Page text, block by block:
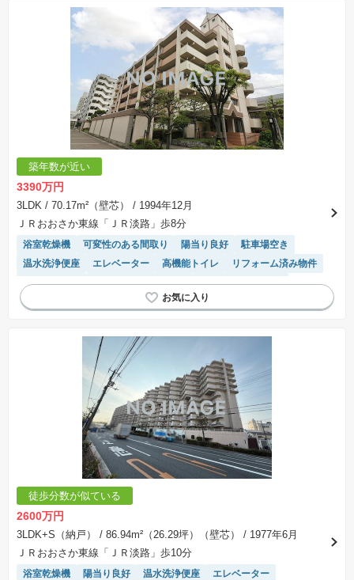
築年数が近い
3390万円
3LDK / 70.17m²（壁芯）
/ 1994年12月
ＪＲおおさか東線「ＪＲ淡路」歩8分
浴室乾燥機 可変性のある間取り 陽当り良好
駐車場空き
温水洗浄便座
エレベーター 高機能トイレ
リフォーム済み物件
閑静な住宅地
駐輪場・バイク置き場
駐車場(普通車)あり
平坦地
モニター付きインターホン
対面キッチン
徒歩分数が似ている
2600万円
3LDK+S（納戸） / 86.94m²（26.29坪）（壁芯）
/ 1977年6月
ＪＲおおさか東線「ＪＲ淡路」歩10分
浴室乾燥機 陽当り良好 温水洗浄便座
エレベーター